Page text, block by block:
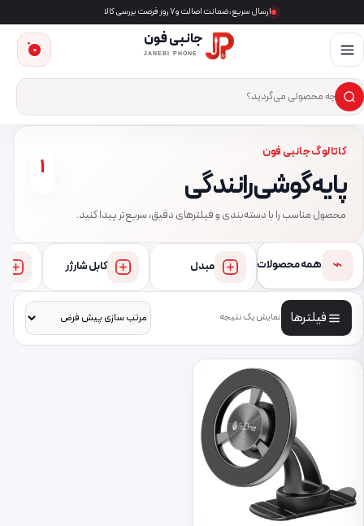
ارسال سریع، ضمانت اصالت و ۷ روز فرصت بررسی کالا
جانبی فون
JANEBI PHONE
جست‌وجوی محصول
×
0
کاتالوگ جانبی فون
پایه گوشی رانندگی
محصول مناسب را با دسته‌بندی و فیلترهای دقیق، سریع‌تر پیدا کنید.
1
⌁ همه محصولات مبدل کابل شارژر
فیلترها نمایش یک نتیجه